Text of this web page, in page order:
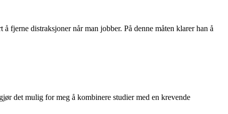
fjerne distraksjoner når man jobber. På denne måten klarer han å
det mulig for meg å kombinere studier med en krevende